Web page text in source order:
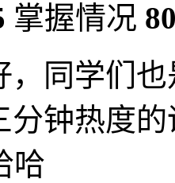
掌握情况
，同学们
分钟热度
哈